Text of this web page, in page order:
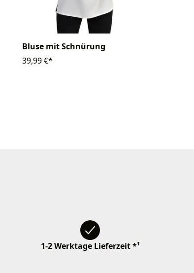
Bluse mit Schnürung
39,99 €*
1-2 Werktage Lieferzeit *¹